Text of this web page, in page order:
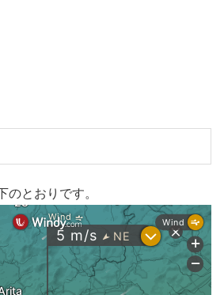
のとおりです。